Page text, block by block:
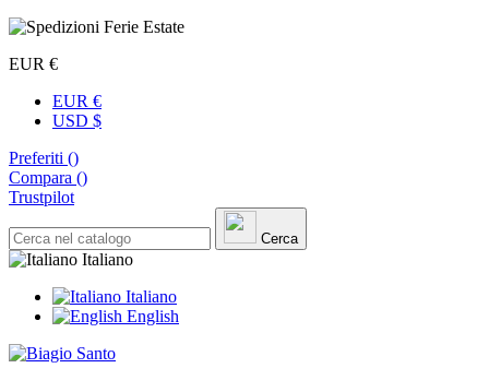
EUR €
EUR €
USD $
Preferiti ()
Compara ()
Trustpilot
Cerca
Italiano
Italiano
English